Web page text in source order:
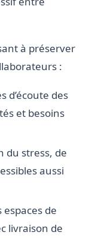
à préserver
:
d’écoute des
et besoins
du stress, de
aussi
de
livraison de